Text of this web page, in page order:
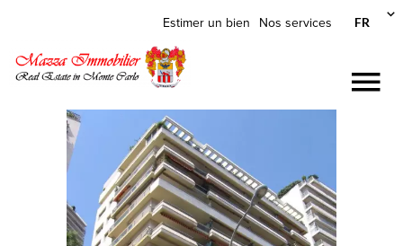
Estimer un bien Nos services FR